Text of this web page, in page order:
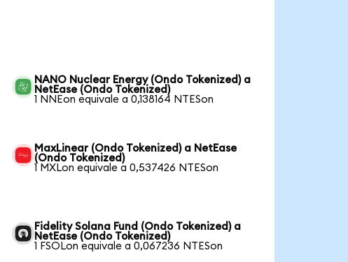
NANO Nuclear Energy (Ondo Tokenized) a
NetEase (Ondo Tokenized)
1 NNEon equivale a 0,138164 NTESon
MaxLinear (Ondo Tokenized) a NetEase
(Ondo Tokenized)
1 MXLon equivale a 0,537426 NTESon
Fidelity Solana Fund (Ondo Tokenized) a
NetEase (Ondo Tokenized)
1 FSOLon equivale a 0,067236 NTESon